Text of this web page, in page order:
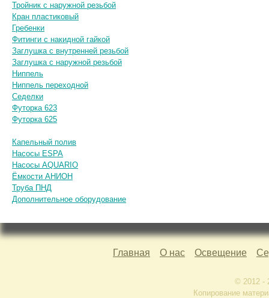
Тройник с наружной резьбой
Кран пластиковый
Гребенки
Фитинги с накидной гайкой
Заглушка с внутренней резьбой
Заглушка с наружной резьбой
Ниппель
Ниппель переходной
Седелки
Футорка 623
Футорка 625
Капельный полив
Насосы ESPA
Насосы AQUARIO
Ёмкости АНИОН
Труба ПНД
Дополнительное оборудование
Главная О нас Освещение
© 2012 -
Копирование